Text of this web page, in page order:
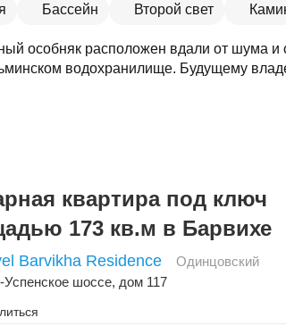
Бассейн Второй свет
особняк расположен вдали от шума и
водохранилище. Будущему
квартира под ключ
173 кв.м в Барвихе
Barvikha Residence
Одинцовский
Успенское шоссе, дом 117